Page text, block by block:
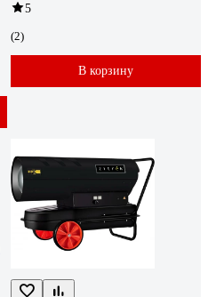
5
(2)
В корзину